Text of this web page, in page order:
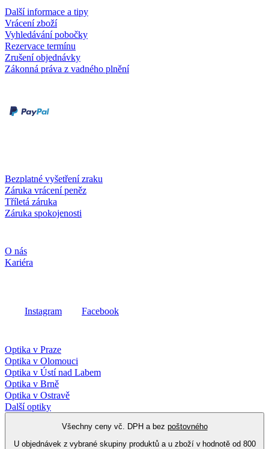
Další informace a tipy
Vrácení zboží
Vyhledávání pobočky
Rezervace termínu
Zrušení objednávky
Zákonná práva z vadného plnění
Bezplatné vyšetření zraku
Záruka vrácení peněz
Tříletá záruka
Záruka spokojenosti
O nás
Kariéra
Instagram Facebook
Optika v Praze
Optika v Olomouci
Optika v Ústí nad Labem
Optika v Brně
Optika v Ostravě
Další optiky
Všechny ceny vč. DPH a bez poštovného
U objednávek z vybrané skupiny produktů a u zboží v hodnotě od 800